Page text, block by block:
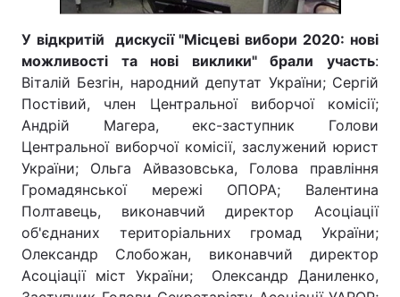
У відкритій дискусії "Місцеві вибори 2020: нові
можливості та нові виклики" брали участь:
Віталій Безгін, народний депутат України; Сергій
Постівий, член Центральної виборчої комісії;
Андрій Магера, екс-заступник Голови
Центральної виборчої комісії, заслужений юрист
України; Ольга Айвазовська, Голова правління
Громадянської мережі ОПОРА; Валентина
Полтавець, виконавчий директор Асоціації
об'єднаних територіальних громад України;
Олександр Слобожан, виконавчий директор
Асоціації міст України; Олександр Даниленко,